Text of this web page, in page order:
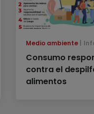
Medio ambiente
Consumo
contra el
alimentos